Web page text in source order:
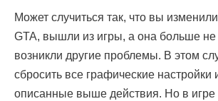
Может случиться так, что вы
GTA, вышли из игры, а она больше не
возникли другие проблемы. В этом
сбросить все графические настройки
описанные выше действия. Но в игре